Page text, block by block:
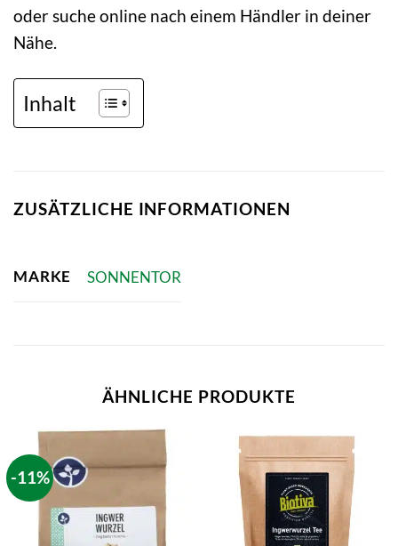
oder suche online nach einem Händler in deiner
Nähe.
Inhalt
ZUSÄTZLICHE INFORMATIONEN
MARKE SONNENTOR
ÄHNLICHE PRODUKTE
-11%